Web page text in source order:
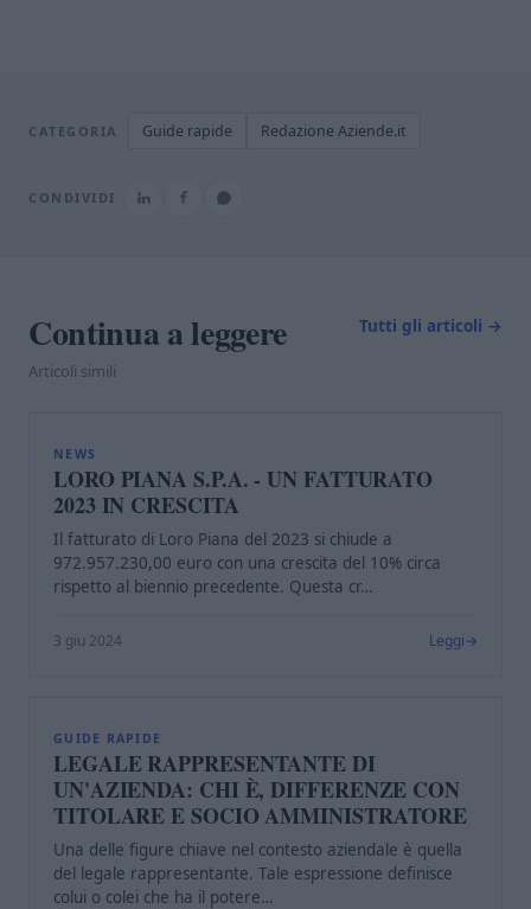
CATEGORIA Guide rapide Redazione Aziende.it
CONDIVIDI
Continua a leggere
Articoli simili
Tutti gli articoli →
NEWS
LORO PIANA S.P.A. - UN FATTURATO
2023 IN CRESCITA
Il fatturato di Loro Piana del 2023 si chiude a
972.957.230,00 euro con una crescita del 10% circa
rispetto al biennio precedente. Questa cr…
3 giu 2024 Leggi
GUIDE RAPIDE
LEGALE RAPPRESENTANTE DI
UN'AZIENDA: CHI È, DIFFERENZE CON
TITOLARE E SOCIO AMMINISTRATORE
Una delle figure chiave nel contesto aziendale è quella
del legale rappresentante. Tale espressione definisce
colui o colei che ha il potere…